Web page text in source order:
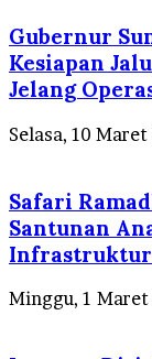
Gubernur
Kesiapan
Jelang
Selasa, 10
Safari
Santunan
Infrastruktur
Minggu, 1